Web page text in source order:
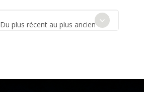
Du plus récent au plus ancien